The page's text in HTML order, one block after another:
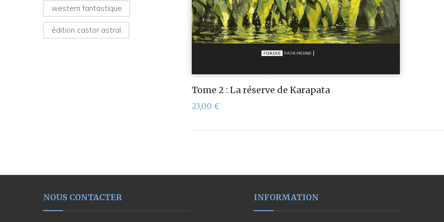
western fantastique
édition castor astral
Tome 2 : La réserve de Karapata
23,00 €
NOUS CONTACTER INFORMATION